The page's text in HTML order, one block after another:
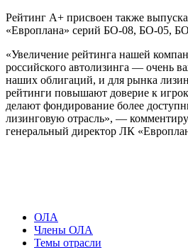
Рейтинг А+ присвоен также
«Европлана» серий БО-08, БО-05,
«Увеличение рейтинга нашей
российского автолизинга — очень
наших облигаций, и для рынка
рейтинги повышают доверие к
делают фондирование более
лизинговую отрасль», —
генеральный директор ЛК
ОЛА
Члены ОЛА
Темы отрасли